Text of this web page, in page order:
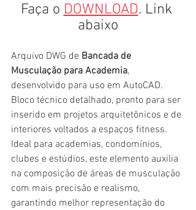
Faça o DOWNLOAD. Link
abaixo
Arquivo DWG de Bancada de
Musculação para Academia,
desenvolvido para uso em AutoCAD.
Bloco técnico detalhado, pronto para ser
inserido em projetos arquitetônicos e de
interiores voltados a espaços fitness.
Ideal para academias, condomínios,
clubes e estúdios, este elemento auxilia
na composição de áreas de musculação
com mais precisão e realismo,
garantindo melhor representação do